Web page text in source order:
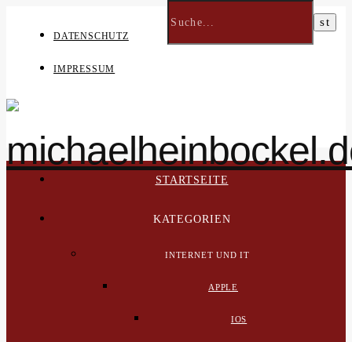
DATENSCHUTZ
IMPRESSUM
STARTSEITE
KATEGORIEN
INTERNET UND IT
APPLE
IOS